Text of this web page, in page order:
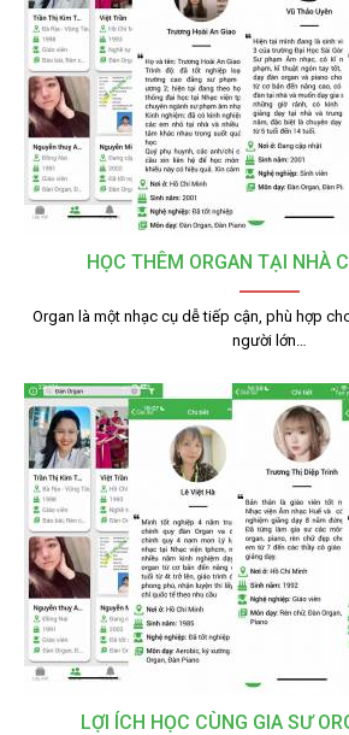
HỌC THÊM ORGAN TẠI NHÀ
Organ là một nhạc cụ dễ tiếp cận, phù hợp
người lớn…
LỢI ÍCH HỌC CÙNG GIA SƯ